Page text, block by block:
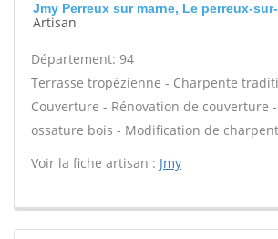
Jmy Perreux sur marne, Le perreux-
Artisan
Département: 94
Terrasse tropézienne - Charpente
Couverture - Rénovation de couverture
ossature bois - Modification de
Voir la fiche artisan : Jmy